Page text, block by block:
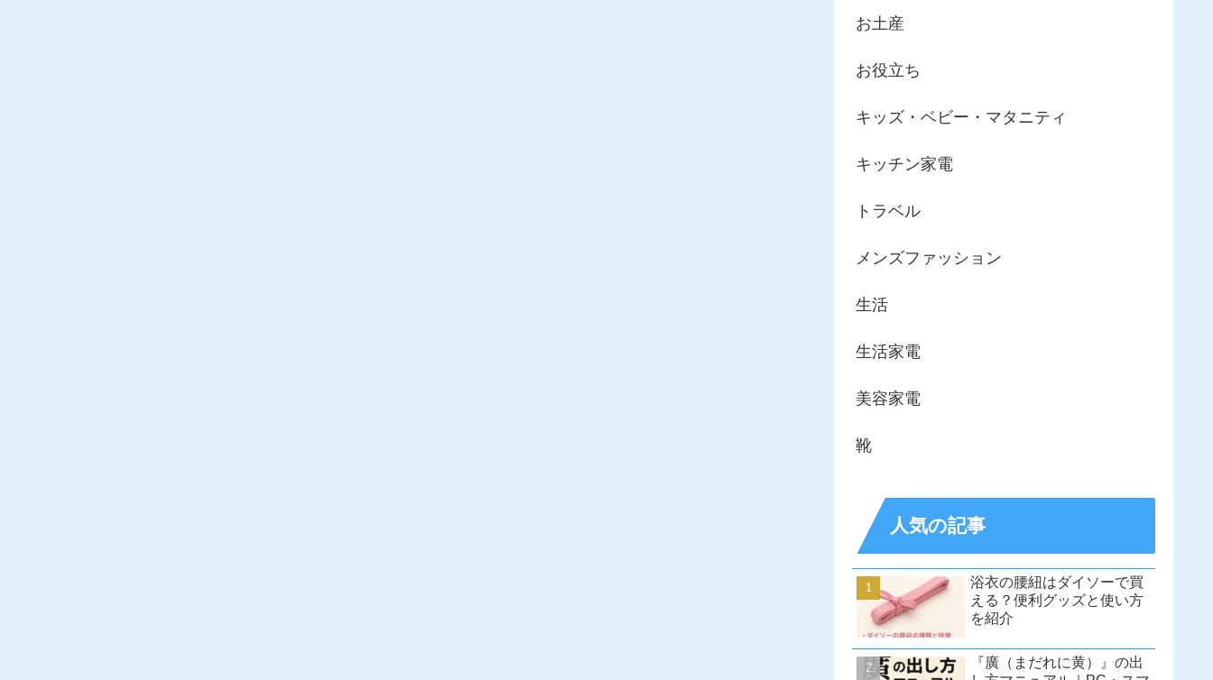
お土産
お役立ち
キッズ・ベビー・マタニティ
キッチン家電
トラベル
メンズファッション
生活
生活家電
美容家電
靴
人気の記事
浴衣の腰紐はダイソーで買
える？便利グッズと使い方
を紹介
『廣（まだれに黄）』の出